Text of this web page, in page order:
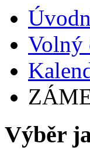
Volný
Výběr